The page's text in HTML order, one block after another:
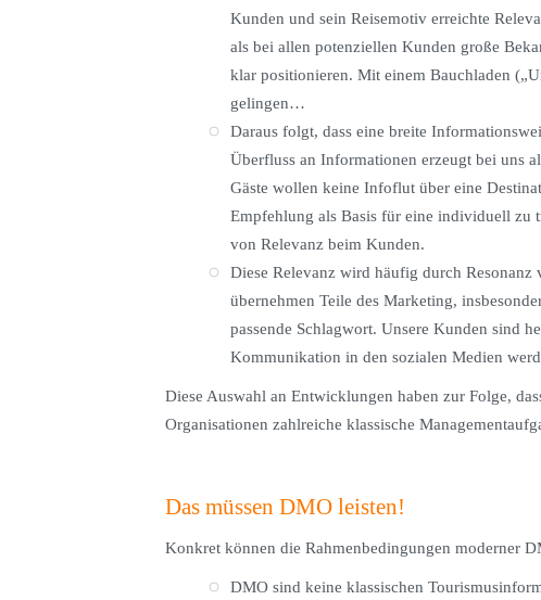
Kunden und sein Reisemotiv erreichte
als bei allen potenziellen Kunden große
klar positionieren. Mit einem Bauchladen
gelingen…
Daraus folgt, dass eine breite
Überfluss an Informationen erzeugt bei uns
Gäste wollen keine Infoflut über eine
Empfehlung als Basis für eine individuell zu
von Relevanz beim Kunden.
Diese Relevanz wird häufig durch
übernehmen Teile des Marketing,
passende Schlagwort. Unsere Kunden sind
Kommunikation in den sozialen Medien
Diese Auswahl an Entwicklungen haben zur Folge,
Organisationen zahlreiche klassische
Das müssen DMO leisten!
Konkret können die Rahmenbedingungen moderner
DMO sind keine klassischen